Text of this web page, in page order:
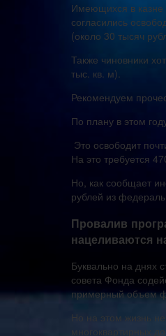
Имеющихся в казне
согласились
(около 30 тысяч
Также чиновники
тыс. кв. м).
Рекомендуем
По плану в этом
Это освободит
На это требуется
Но, как сообщает
рублей из
Провалив
нацеливаются
Буквально на днях
совета Фонда
примерный объем
Но на этом жизнь
многоквартирных